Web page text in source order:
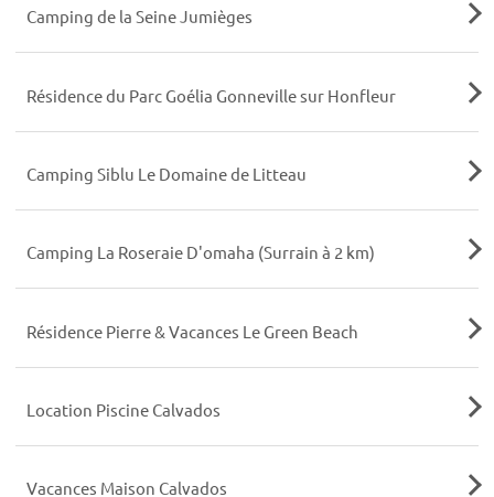
Camping de la Seine Jumièges
Résidence du Parc Goélia Gonneville sur Honfleur
Camping Siblu Le Domaine de Litteau
Camping La Roseraie D'omaha (Surrain à 2 km)
Résidence Pierre & Vacances Le Green Beach
Location Piscine Calvados
Vacances Maison Calvados